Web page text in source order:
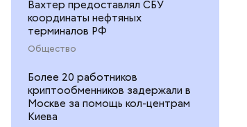
Вахтер предоставлял СБУ
координаты нефтяных
терминалов РФ
Общество
Более 20 работников
криптообменников задержали в
Москве за помощь кол-центрам
Киева